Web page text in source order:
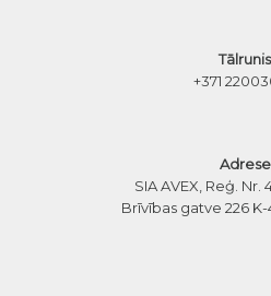
Tālrunis
+371
Adrese
SIA AVEX, Reģ. Nr.
Brīvības gatve 226 K-